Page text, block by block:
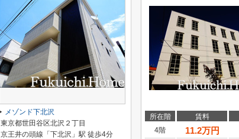
所在階 賃料
4階
11.2万円
メゾンド下北沢
東京都世田谷区北沢２丁目
京王井の頭線「下北沢」駅 徒歩4分